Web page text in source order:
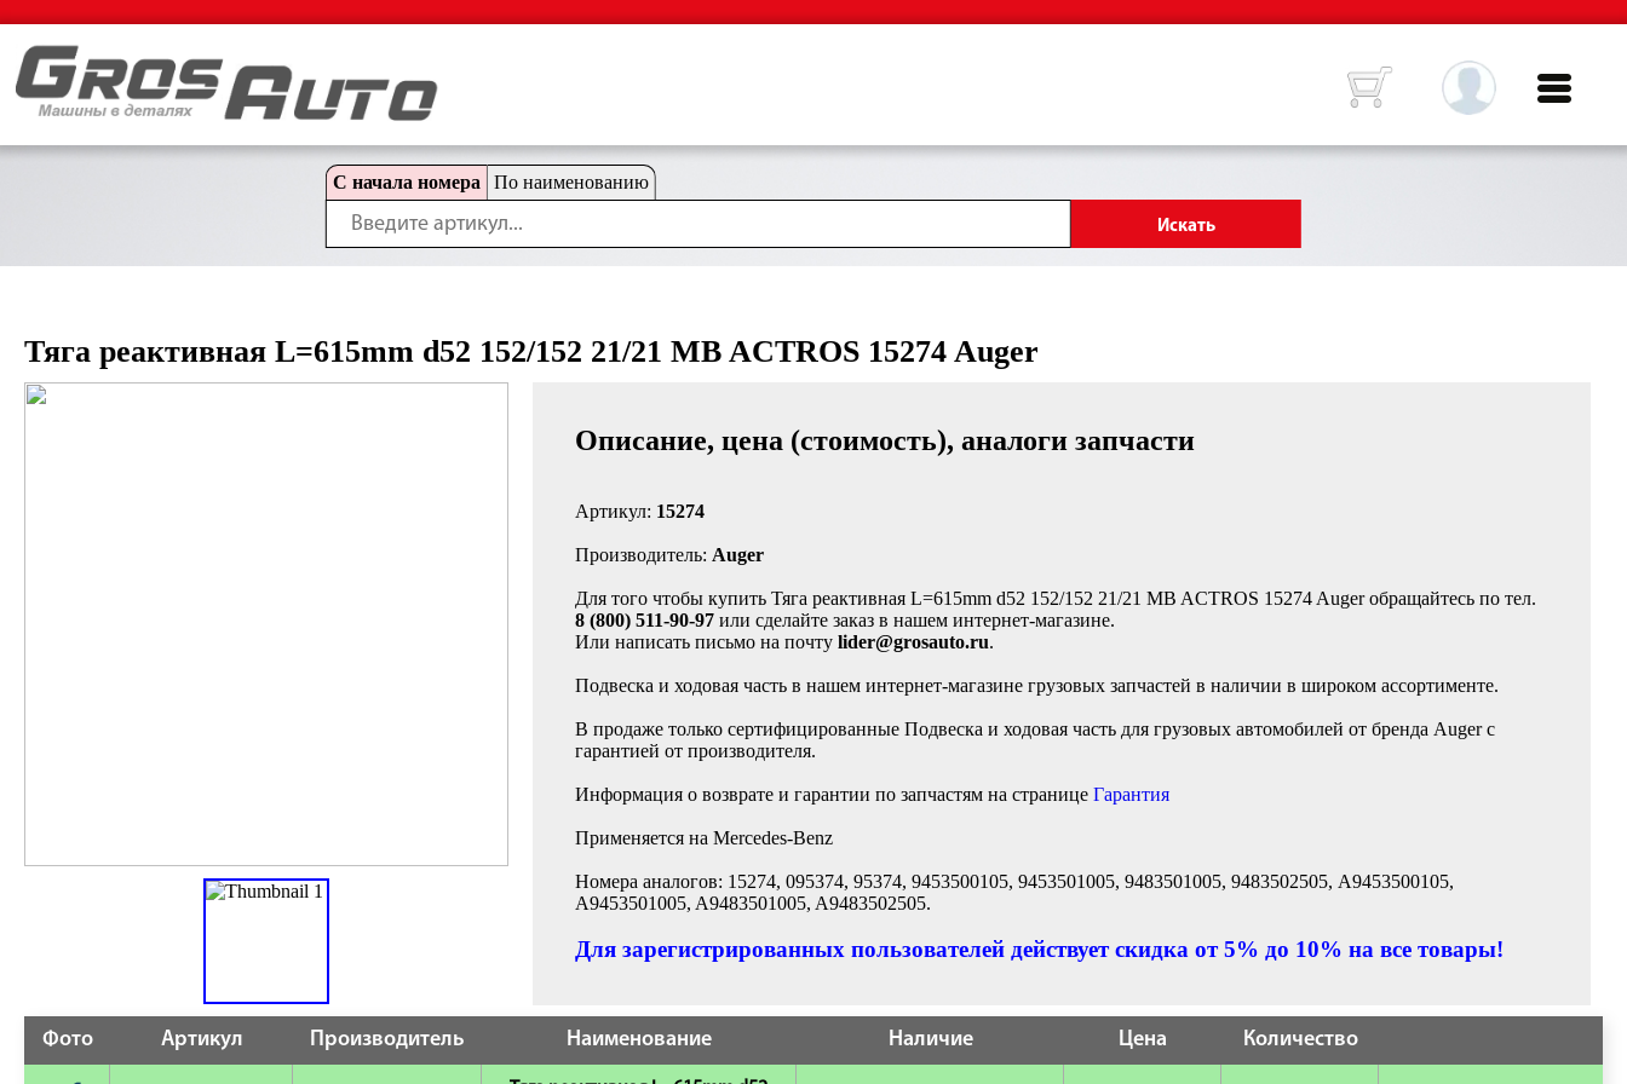
С начала номера По наименованию
Тяга реактивная L=615mm d52 152/152 21/21 MB ACTROS 15274 Auger
Описание, цена (стоимость), аналоги запчасти
Артикул: 15274
Производитель: Auger
Для того чтобы купить Тяга реактивная L=615mm d52 152/152 21/21 MB ACTROS 15274 Auger обращайтесь по тел.
8 (800) 511-90-97 или сделайте заказ в нашем интернет-магазине.
Или написать письмо на почту lider@grosauto.ru.
Подвеска и ходовая часть в нашем интернет-магазине грузовых запчастей в наличии в широком ассортименте.
В продаже только сертифицированные Подвеска и ходовая часть для грузовых автомобилей от бренда Auger с
гарантией от производителя.
Информация о возврате и гарантии по запчастям на странице Гарантия
Применяется на Mercedes-Benz
Номера аналогов: 15274, 095374, 95374, 9453500105, 9453501005, 9483501005, 9483502505, A9453500105,
A9453501005, A9483501005, A9483502505.
Для зарегистрированных пользователей действует скидка от 5% до 10% на все товары!
Фото Артикул Производитель Наименование Наличие Цена Количество